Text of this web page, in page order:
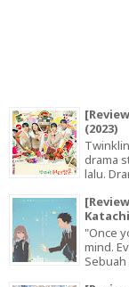
(2023)
drama
lalu.
"Once
mind.
Sebuah